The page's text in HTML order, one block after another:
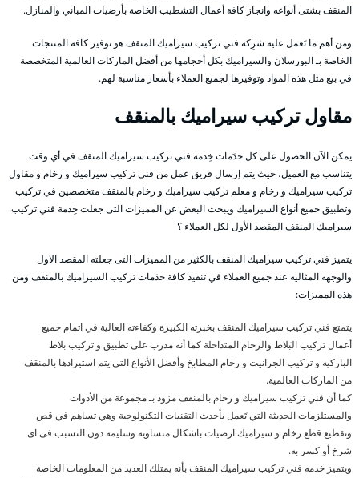
المنقف بشتى أنواعه وانجاز كافة أعمال التشطيب الخاصة بأرضيات المباني والمنازل.
ومن أهم ما تَعمل عليه شرِكة فني تركيب سيراميك المنقف هو توفير كافة المنتجات
الخاصة بـ البورسلان والسيراميك بكل أحجامها من أفضل الماركات العالمية المتخصصة
في بيع مثل هذه المواد وتوفيرها لجميع العملاء بأسعار مناسبة لهم.
مقاول تركيب سيراميك بالمنقف
يمكن الآن الحصول على كل خدَمات خِدمة فني تركيب سيراميك المنقف في أي وقت
يتناسب مع العميل، حيث يتم إرسال فريق عمل من فني تركيب سيراميك و رخام و مقاول
تركيب سيراميك و رخام و معلم تركيب سيراميك و رخام بالمنقف متخصصين في تركيب
وتطبيق جميع أنواع السيراميك ويبحث البعض عن المميزات التى جعلت خِدمة فني تركيب
سيراميك المنقف المقصد الأول لكل العملاء ؟
يتميز فني تركيب سيراميك المنقف بالكثير من المميزات التى جعلته المقصد الاول
والوجهه المثاليه عند جميع العملاء في تنفيذ كافة خدَمات تركيب السيراميك بالمنقف ومن
هذه المميزات:
يتمتع فني تركيب سيراميك المنقف بخبرته الكبيرة وكفاءته العالية في اتمام جميع
أعمال تركيب البَلاط والرخام المتداخلة كما أنه مدرب على تطبيق و تركيب بلاط
الباركيه و تركيب الجرانيت و رخام المطابخ وأفضل الأنواع التى يتم استيرادها بالمنقف
من الماركات العالمية.
كما أن فني تركيب سيراميك و رخام بالمنقف مزود بـ مجموعة من الأدوات
والمستلزمات الحديثة التي تَعمل بأحدث التقنيات التكنولوجية وهي تساهم في قص
وتقطيع قطع رخام و سيراميك ارضيات باشكال متساوية وسليمة دون التسبب فى اى
شرخ أو كسر به.
ويتميز خدمه فني تركيب سيراميك المنقف بأنه يمتلك العديد من المعلومات الخاصة